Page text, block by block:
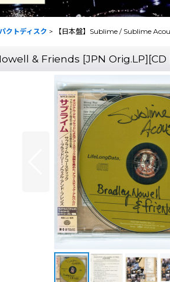
トディスク > 【日本盤】Sublime / Sublime
& Friends [JPN Orig.LP][CD